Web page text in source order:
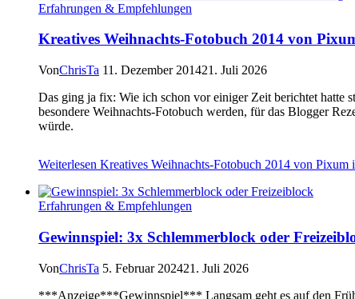
Erfahrungen & Empfehlungen
Kreatives Weihnachts-Fotobuch 2014 von
VonChrisTa 11. Dezember 201421. Juli 2026
Das ging ja fix: Wie ich schon vor einiger Zeit berichtet hatte
besondere Weihnachts-Fotobuch werden, für das Blogger
würde.
Weiterlesen Kreatives Weihnachts-Fotobuch 2014 von Pixum
Erfahrungen & Empfehlungen
Gewinnspiel: 3x Schlemmerblock oder
VonChrisTa 5. Februar 202421. Juli 2026
***Anzeige***Gewinnspiel*** Langsam geht es auf den